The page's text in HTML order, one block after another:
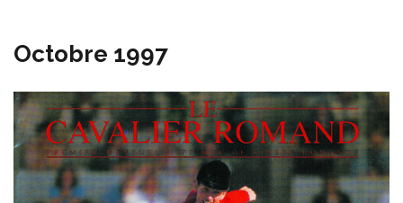
Octobre 1997